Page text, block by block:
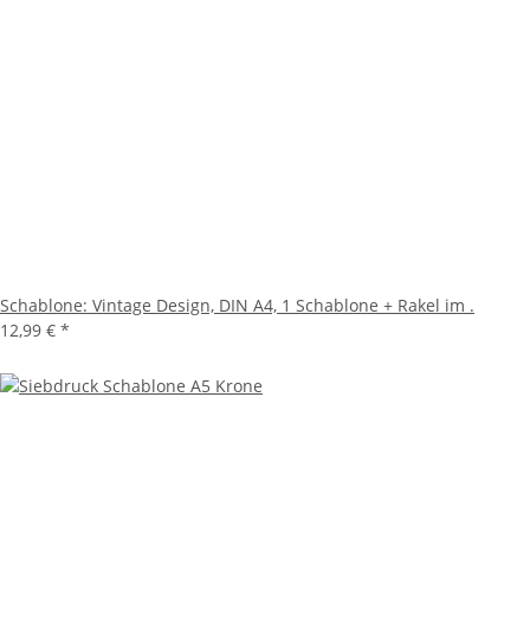
Schablone: Vintage Design, DIN A4, 1 Schablone + Rakel im .
12,99 € *